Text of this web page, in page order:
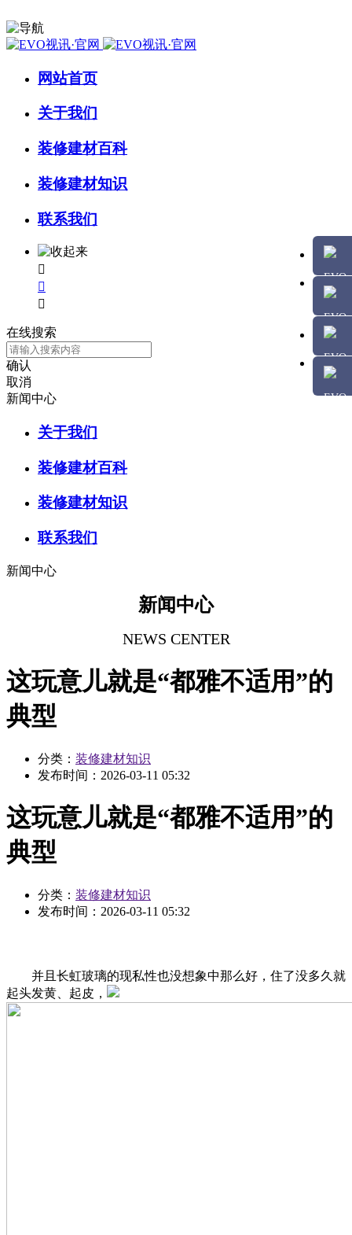
网站首页
关于我们
装修建材百科
装修建材知识
联系我们



在线搜索
确认
取消
新闻中心
关于我们
装修建材百科
装修建材知识
联系我们
新闻中心
新闻中心
NEWS CENTER
这玩意儿就是“都雅不适用”的
典型
分类： 装修建材知识
发布时间： 2026-03-11 05:32
这玩意儿就是“都雅不适用”的
典型
分类： 装修建材知识
发布时间： 2026-03-11 05:32
并且长虹玻璃的现私性也没想象中那么好，住了没多久就
起头发黄、起皮，